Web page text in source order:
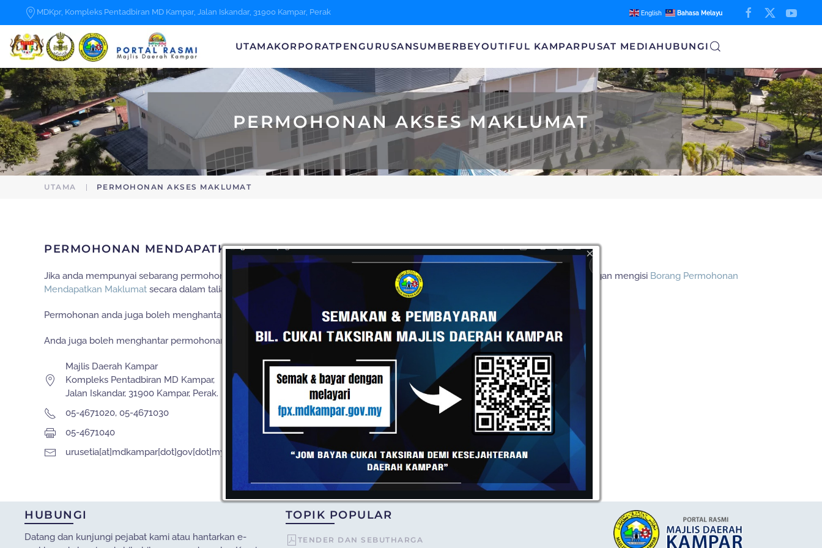
Skip to main content
MDKpr, Kompleks Pentadbiran MD Kampar, Jalan Iskandar, 31900 Kampar, Perak English Bahasa Melayu
UTAMAKORPORATPENGURUSANSUMBERBEYOUTIFUL KAMPARPUSAT MEDIAHUBUNGI
PERMOHONAN AKSES MAKLUMAT
UTAMA PERMOHONAN AKSES MAKLUMAT
PERMOHONAN MENDAPATKAN MAKLUMAT MAJLIS DAERAH KAMPAR
Jika anda mempunyai sebarang permohonan untuk mendapatkan maklumat mengenai Majlis Daerah Kampar, sila kemukakan dengan mengisi Borang Permohonan
Mendapatkan Maklumat secara dalam talian (online).
Permohonan anda juga boleh menghantar secara rasmi ke :
Anda juga boleh menghantar permohonan secara rasmi ke :
Majlis Daerah Kampar
Kompleks Pentadbiran MD Kampar,
Jalan Iskandar, 31900 Kampar, Perak.
05-4671020, 05-4671030
05-4671040
urusetia[at]mdkampar[dot]gov[dot]my
HUBUNGI
Datang dan kunjungi pejabat kami atau hantarkan e-
TOPIK POPULAR
TENDER DAN SEBUTHARGA
×